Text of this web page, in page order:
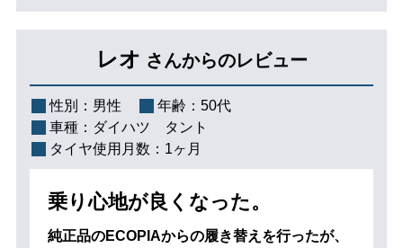
レオ さんからのレビュー
性別： 男性 年齢： 50代
車種： ダイハツ タント
タイヤ使用月数： 1ヶ月
乗り心地が良くなった。
純正品のECOPIAからの履き替えを行ったが、